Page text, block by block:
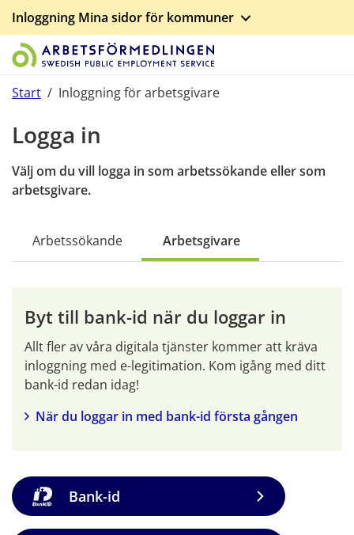
Inloggning Mina sidor för kommuner
Start på sidans huvudinnehåll
Start / Inloggning för arbetsgivare
Logga in
Välj om du vill logga in som arbetssökande eller som
arbetsgivare.
Arbetssökande Arbetsgivare
Byt till bank-id när du loggar in
Allt fler av våra digitala tjänster kommer att kräva
inloggning med e-legitimation. Kom igång med ditt
bank-id redan idag!
När du loggar in med bank-id första gången
Bank-id